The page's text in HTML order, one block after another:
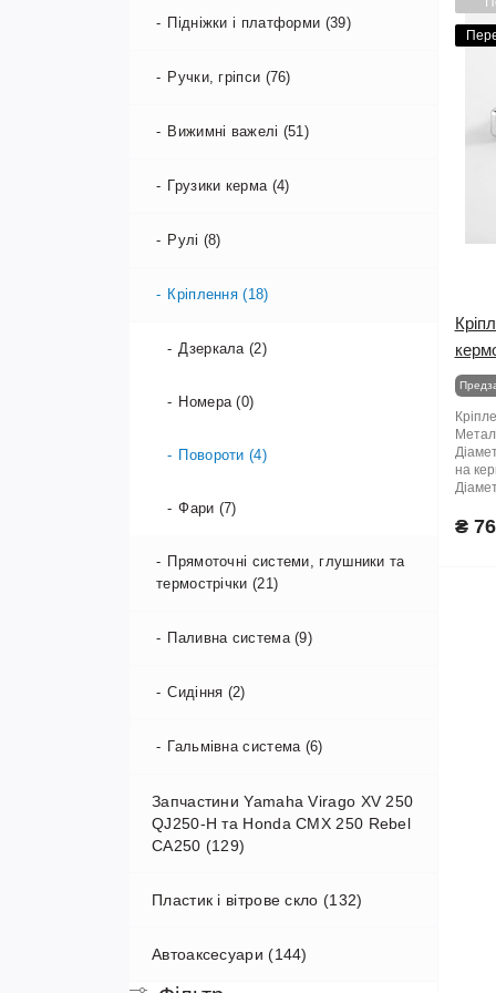
Підніжки і платформи (39)
Ручки, гріпси (76)
Вижимні важелі (51)
Грузики керма (4)
Рулі (8)
Кріплення (18)
Дзеркала (2)
Номера (0)
Повороти (4)
Фари (7)
Прямоточні системи, глушники та
термострічки (21)
Паливна система (9)
Сидіння (2)
Гальмівна система (6)
Запчастини Yamaha Virago XV 250
QJ250-H та Honda CMX 250 Rebel
CA250 (129)
Двигун (36)
Електрообладнання (15)
Пластик і вітрове скло (132)
Бічні кришки (15)
Автоаксесуари (144)
на
₴